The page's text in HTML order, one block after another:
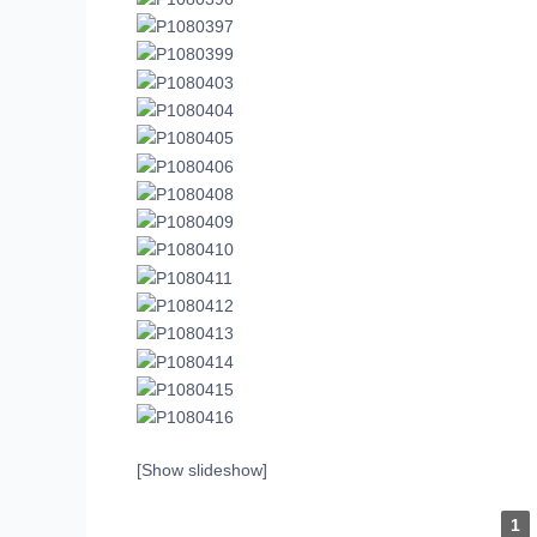
[Show slideshow]
1